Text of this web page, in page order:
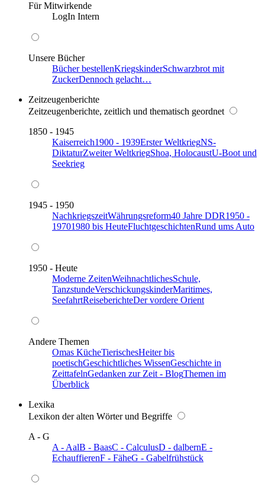
Für Mitwirkende
LogIn Intern
Unsere Bücher
Bücher bestellenKriegskinderSchwarzbrot mit
ZuckerDennoch gelacht…
Zeitzeugenberichte
Zeitzeugenberichte, zeitlich und thematisch geordnet
1850 - 1945
Kaiserreich1900 - 1939Erster WeltkriegNS-
DiktaturZweiter WeltkriegShoa, HolocaustU-Boot und
Seekrieg
1945 - 1950
NachkriegszeitWährungsreform40 Jahre DDR1950 -
19701980 bis HeuteFluchtgeschichtenRund ums Auto
1950 - Heute
Moderne ZeitenWeihnachtlichesSchule,
TanzstundeVerschickungskinderMaritimes,
SeefahrtReiseberichteDer vordere Orient
Andere Themen
Omas KücheTierischesHeiter bis
poetischGeschichtliches WissenGeschichte in
ZeittafelnGedanken zur Zeit - BlogThemen im
Überblick
Lexika
Lexikon der alten Wörter und Begriffe
A - G
A - AalB - BaasC - CalculusD - dalbernE -
EchauffierenF - FäheG - Gabelfrühstück